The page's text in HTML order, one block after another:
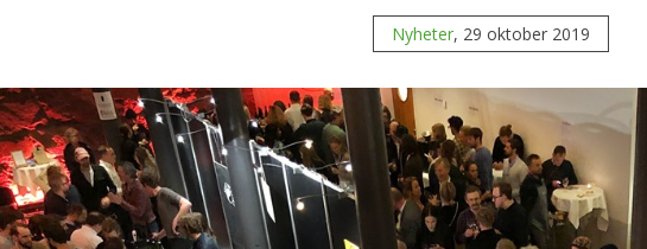
Nyheter, 29 oktober 2019